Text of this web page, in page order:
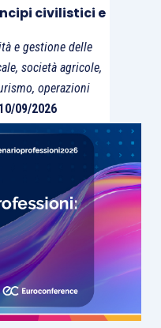
d’Italia sta anche
che vede la
equity, come
specializzati
a specifici
a essere la
dopo il
a € 4.25 mld: la
si stia trattando
di circa € 1.5 mld,
più campo l’idea
di
che potrebbe
“good banks”. In
civilistici e
e gestione delle
società agricole,
operazioni
09/2026